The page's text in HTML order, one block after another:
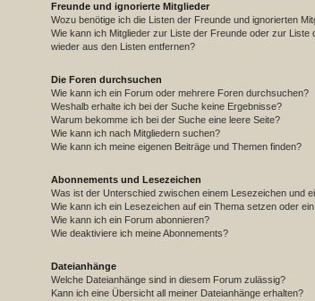
Freunde und ignorierte Mitglieder
Wozu benötige ich die Listen der Freunde und ignorierten
Wie kann ich Mitglieder zur Liste der Freunde oder zur
wieder aus den Listen entfernen?
Die Foren durchsuchen
Wie kann ich ein Forum oder mehrere Foren durchsuchen?
Weshalb erhalte ich bei der Suche keine Ergebnisse?
Warum bekomme ich bei der Suche eine leere Seite?
Wie kann ich nach Mitgliedern suchen?
Wie kann ich meine eigenen Beiträge und Themen finden?
Abonnements und Lesezeichen
Was ist der Unterschied zwischen einem Lesezeichen und
Wie kann ich ein Lesezeichen auf ein Thema setzen oder
Wie kann ich ein Forum abonnieren?
Wie deaktiviere ich meine Abonnements?
Dateianhänge
Welche Dateianhänge sind in diesem Forum zulässig?
Kann ich eine Übersicht all meiner Dateianhänge erhalten?